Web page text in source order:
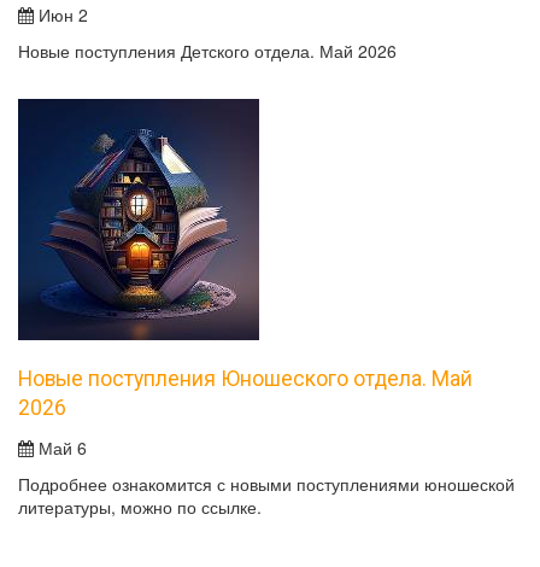
Июн 2
Новые поступления Детского отдела. Май 2026
Новые поступления Юношеского отдела. Май
2026
Май 6
Подробнее ознакомится с новыми поступлениями юношеской
литературы, можно по ссылке.